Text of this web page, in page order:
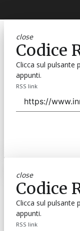
close
Codice
Clicca sul pulsante
appunti.
RSS link
close
Codice
Clicca sul pulsante
appunti.
RSS link